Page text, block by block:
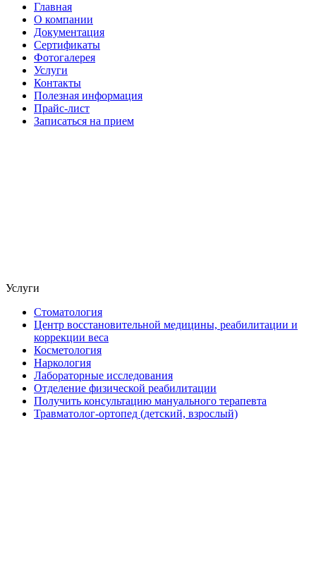
Главная
О компании
Документация
Сертификаты
Фотогалерея
Услуги
Контакты
Полезная информация
Прайс-лист
Записаться на прием
Услуги
Стоматология
Центр восстановительной медицины, реабилитации и
коррекции веса
Косметология
Наркология
Лабораторные исследования
Отделение физической реабилитации
Получить консультацию мануального терапевта
Травматолог-ортопед (детский, взрослый)